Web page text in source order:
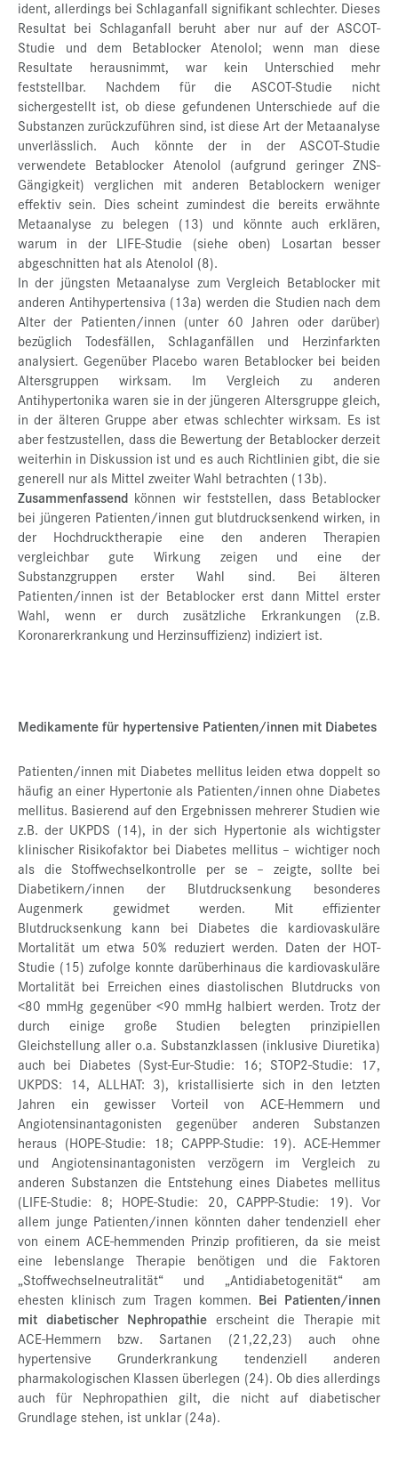
ident, allerdings bei Schlaganfall signifikant schlechter. Dieses
Resultat bei Schlaganfall beruht aber nur auf der ASCOT-
Studie und dem Betablocker Atenolol; wenn man diese
Resultate herausnimmt, war kein Unterschied mehr
feststellbar. Nachdem für die ASCOT-Studie nicht
sichergestellt ist, ob diese gefundenen Unterschiede auf die
Substanzen zurückzuführen sind, ist diese Art der Metaanalyse
unverlässlich. Auch könnte der in der ASCOT-Studie
verwendete Betablocker Atenolol (aufgrund geringer ZNS-
Gängigkeit) verglichen mit anderen Betablockern weniger
effektiv sein. Dies scheint zumindest die bereits erwähnte
Metaanalyse zu belegen (13) und könnte auch erklären,
warum in der LIFE-Studie (siehe oben) Losartan besser
abgeschnitten hat als Atenolol (8).
In der jüngsten Metaanalyse zum Vergleich Betablocker mit
anderen Antihypertensiva (13a) werden die Studien nach dem
Alter der Patienten/innen (unter 60 Jahren oder darüber)
bezüglich Todesfällen, Schlaganfällen und Herzinfarkten
analysiert. Gegenüber Placebo waren Betablocker bei beiden
Altersgruppen wirksam. Im Vergleich zu anderen
Antihypertonika waren sie in der jüngeren Altersgruppe gleich,
in der älteren Gruppe aber etwas schlechter wirksam. Es ist
aber festzustellen, dass die Bewertung der Betablocker derzeit
weiterhin in Diskussion ist und es auch Richtlinien gibt, die sie
generell nur als Mittel zweiter Wahl betrachten (13b).
Zusammenfassend können wir feststellen, dass Betablocker
bei jüngeren Patienten/innen gut blutdrucksenkend wirken, in
der Hochdrucktherapie eine den anderen Therapien
vergleichbar gute Wirkung zeigen und eine der
Substanzgruppen erster Wahl sind. Bei älteren
Patienten/innen ist der Betablocker erst dann Mittel erster
Wahl, wenn er durch zusätzliche Erkrankungen (z.B.
Koronarerkrankung und Herzinsuffizienz) indiziert ist.
Medikamente für hypertensive Patienten/innen mit Diabetes
Patienten/innen mit Diabetes mellitus leiden etwa doppelt so
häufig an einer Hypertonie als Patienten/innen ohne Diabetes
mellitus. Basierend auf den Ergebnissen mehrerer Studien wie
z.B. der UKPDS (14), in der sich Hypertonie als wichtigster
klinischer Risikofaktor bei Diabetes mellitus – wichtiger noch
als die Stoffwechselkontrolle per se – zeigte, sollte bei
Diabetikern/innen der Blutdrucksenkung besonderes
Augenmerk gewidmet werden. Mit effizienter
Blutdrucksenkung kann bei Diabetes die kardiovaskuläre
Mortalität um etwa 50% reduziert werden. Daten der HOT-
Studie (15) zufolge konnte darüberhinaus die kardiovaskuläre
Mortalität bei Erreichen eines diastolischen Blutdrucks von
<80 mmHg gegenüber <90 mmHg halbiert werden. Trotz der
durch einige große Studien belegten prinzipiellen
Gleichstellung aller o.a. Substanzklassen (inklusive Diuretika)
auch bei Diabetes (Syst-Eur-Studie: 16; STOP2-Studie: 17,
UKPDS: 14, ALLHAT: 3), kristallisierte sich in den letzten
Jahren ein gewisser Vorteil von ACE-Hemmern und
Angiotensinantagonisten gegenüber anderen Substanzen
heraus (HOPE-Studie: 18; CAPPP-Studie: 19). ACE-Hemmer
und Angiotensinantagonisten verzögern im Vergleich zu
anderen Substanzen die Entstehung eines Diabetes mellitus
(LIFE-Studie: 8; HOPE-Studie: 20, CAPPP-Studie: 19). Vor
allem junge Patienten/innen könnten daher tendenziell eher
von einem ACE-hemmenden Prinzip profitieren, da sie meist
eine lebenslange Therapie benötigen und die Faktoren
„Stoffwechselneutralität“ und „Antidiabetogenität“ am
ehesten klinisch zum Tragen kommen. Bei Patienten/innen
mit diabetischer Nephropathie erscheint die Therapie mit
ACE-Hemmern bzw. Sartanen (21,22,23) auch ohne
hypertensive Grunderkrankung tendenziell anderen
pharmakologischen Klassen überlegen (24). Ob dies allerdings
auch für Nephropathien gilt, die nicht auf diabetischer
Grundlage stehen, ist unklar (24a).